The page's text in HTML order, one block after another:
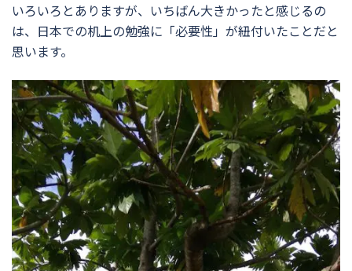
いろいろとありますが、いちばん大きかったと感じるの
は、日本での机上の勉強に「必要性」が紐付いたことだと
思います。